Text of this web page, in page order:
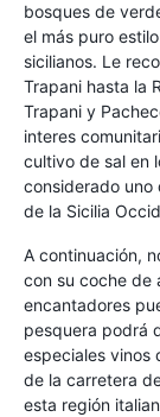
bosques de
el más puro
sicilianos. Le
Trapani hasta la
Trapani y
interes
cultivo de sal en
considerado uno
de la Sicilia
A continuación,
con su coche de
encantadores
pesquera podrá
especiales vinos
de la carretera
esta región